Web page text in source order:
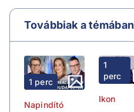
Továbbiak a témában
1 perc
Napindító
1
perc
Ikon